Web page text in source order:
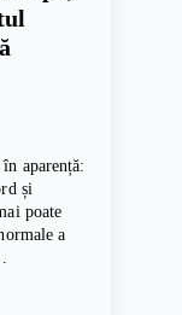
aparență:
și
poate
a